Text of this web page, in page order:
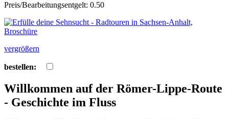
Preis/Bearbeitungsentgelt: 0.50
vergrößern
bestellen:
Willkommen auf der Römer-Lippe-Route
- Geschichte im Fluss